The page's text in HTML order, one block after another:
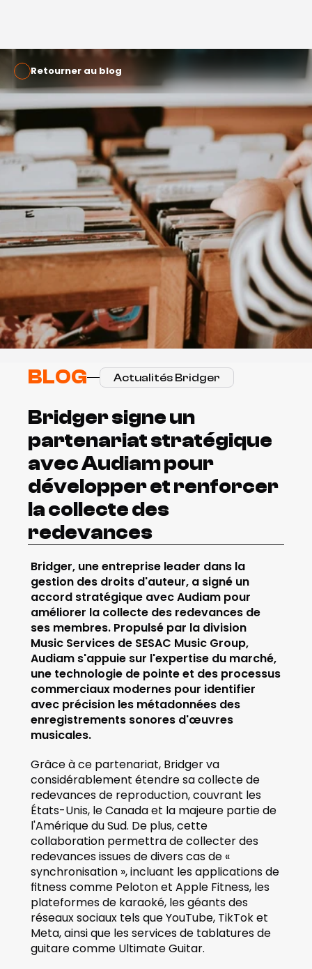
Retourner au blog
BLOG Actualités Bridger
Bridger signe un
partenariat stratégique
avec Audiam pour
développer et renforcer
la collecte des
redevances
Bridger, une entreprise leader dans la
gestion des droits d'auteur, a signé un
accord stratégique avec Audiam pour
améliorer la collecte des redevances de
ses membres. Propulsé par la division
Music Services de SESAC Music Group,
Audiam s'appuie sur l'expertise du marché,
une technologie de pointe et des processus
commerciaux modernes pour identifier
avec précision les métadonnées des
enregistrements sonores d'œuvres
musicales.
Grâce à ce partenariat, Bridger va
considérablement étendre sa collecte de
redevances de reproduction, couvrant les
États-Unis, le Canada et la majeure partie de
l'Amérique du Sud. De plus, cette
collaboration permettra de collecter des
redevances issues de divers cas de «
synchronisation », incluant les applications de
fitness comme Peloton et Apple Fitness, les
plateformes de karaoké, les géants des
réseaux sociaux tels que YouTube, TikTok et
Meta, ainsi que les services de tablatures de
guitare comme Ultimate Guitar.